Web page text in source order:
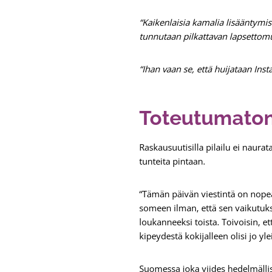
“Kaikenlaisia kamalia
tunnutaan pilkattavan
“Ihan vaan se, että huijataan
Raskausuutisilla pilailu ei
tunteita pintaan.
“Tämän päivän viestintä on
someen ilman, että sen
loukanneeksi toista. Toivoisin,
kipeydestä kokijalleen olisi jo
Suomessa joka viides